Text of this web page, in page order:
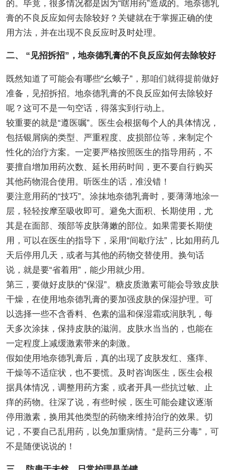
的。毕竟，很多情况都是因为“瞎用药”造成的。地奈德乳
膏的不良反应如何去除较好？关键就在于掌握正确的使
用方法，并在出现不良反应时及时处理。
二、 “见招拆招”，地奈德乳膏的不良反应如何去除较好
既然知道了可能会有哪些“幺蛾子”，那咱们就得提前做好
准备，见招拆招。地奈德乳膏的不良反应如何去除较好
呢？这可不是一句空话，得落实到行动上。
较重要的就是“遵医嘱”。医生会根据每个人的具体情况，
包括银屑病的类型、严重程度、皮损部位等，来制定个
性化的治疗方案。一定要严格按照医生的指导用药，不
要擅自增加用药次数、延长用药时间，更不要自行购买
其他药物混合使用。听医生的话，准没错！
要注意用药的“技巧”。涂抹地奈德乳膏时，要薄薄地涂一
层，轻轻按摩至吸收即可。避免大面积、长期使用，尤
其是在面部、颈部等皮肤薄嫩的部位。如果需要长期使
用，可以在医生的指导下，采用“间歇疗法”，比如用药几
天后停用几天，或者与其他的药物交替使用。换句话
说，就是要“省着用”，能少用就少用。
第三，要做好皮肤的“保湿”。糖皮质激素可能会导致皮肤
干燥，在使用地奈德乳膏的要加强皮肤的保湿护理。可
以选择一些不含香料、色素的温和保湿霜或润肤乳，每
天多次涂抹，保持皮肤的滋润。皮肤水当当的，也能在
一定程度上减缓激素带来的刺激。
假如使用地奈德乳膏后，真的出现了皮肤发红、瘙痒、
干燥等不适症状，也不要慌。及时咨询医生，医生会根
据具体情况，调整用药方案，或者开具一些抗过敏、止
痒的药物。往深了说，有些时候，医生可能会建议逐渐
停用激素，换用其他类型的药物来维持治疗的效果。切
记，不要自己乱用药，以免加重病情。“是药三分毒”，可
不是随便说说的！